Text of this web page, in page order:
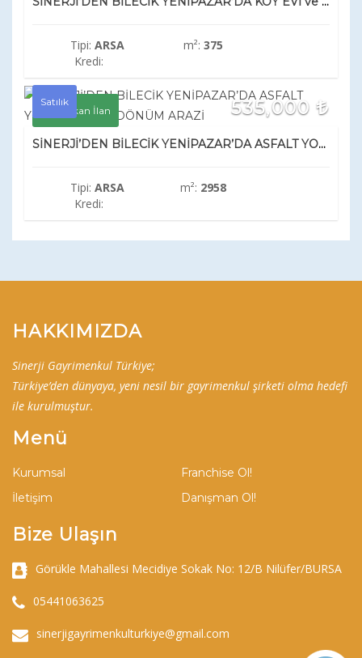
Tipi:ARSA m²:375
Kredi:
Öne Çıkan İlan 535,000
Satılık
SİNERJİ’DEN BİLECİK YENİPAZAR’DA ASFALT YOLA CEPHE 3 DÖNÜM ARAZİ
Tipi:ARSA m²: 2958
Kredi:
HAKKIMIZDA
Sinerji Gayrimenkul Türkiye;
Türkiye’den dünyaya, yeni nesil bir gayrimenkul şirketi olma hedefi
ile kurulmuştur.
Menü
Kurumsal
Franchise Ol!
İletişim
Danışman Ol!
Bize Ulaşın
Görükle Mahallesi Mecidiye Sokak No: 12/B Nilüfer/BURSA
05441063625
sinerjigayrimenkulturkiye@gmail.com